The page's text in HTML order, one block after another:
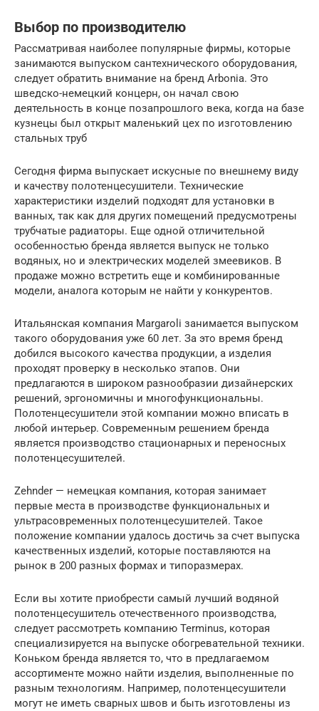
Выбор по производителю
Рассматривая наиболее популярные фирмы, которые
занимаются выпуском сантехнического оборудования,
следует обратить внимание на бренд Arbonia. Это
шведско-немецкий концерн, он начал свою
деятельность в конце позапрошлого века, когда на базе
кузнецы был открыт маленький цех по изготовлению
стальных труб
Сегодня фирма выпускает искусные по внешнему виду
и качеству полотенцесушители. Технические
характеристики изделий подходят для установки в
ванных, так как для других помещений предусмотрены
трубчатые радиаторы. Еще одной отличительной
особенностью бренда является выпуск не только
водяных, но и электрических моделей змеевиков. В
продаже можно встретить еще и комбинированные
модели, аналога которым не найти у конкурентов.
Итальянская компания Margaroli занимается выпуском
такого оборудования уже 60 лет. За это время бренд
добился высокого качества продукции, а изделия
проходят проверку в несколько этапов. Они
предлагаются в широком разнообразии дизайнерских
решений, эргономичны и многофункциональны.
Полотенцесушители этой компании можно вписать в
любой интерьер. Современным решением бренда
является производство стационарных и переносных
полотенцесушителей.
Zehnder — немецкая компания, которая занимает
первые места в производстве функциональных и
ультрасовременных полотенцесушителей. Такое
положение компании удалось достичь за счет выпуска
качественных изделий, которые поставляются на
рынок в 200 разных формах и типоразмерах.
Если вы хотите приобрести самый лучший водяной
полотенцесушитель отечественного производства,
следует рассмотреть компанию Terminus, которая
специализируется на выпуске обогревательной техники.
Коньком бренда является то, что в предлагаемом
ассортименте можно найти изделия, выполненные по
разным технологиям. Например, полотенцесушители
могут не иметь сварных швов и быть изготовлены из